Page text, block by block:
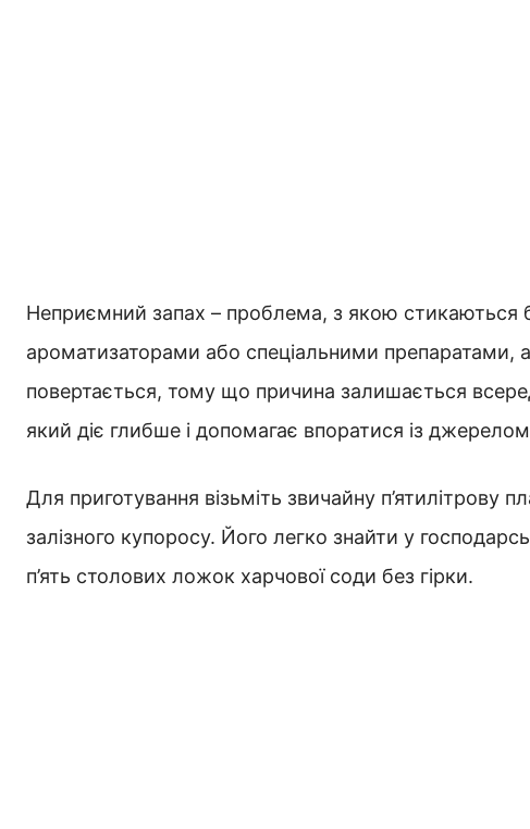
Неприємний запах – проблема, з якою стикаються
ароматизаторами або спеціальними препаратами,
повертається, тому що причина залишається
який діє глибше і допомагає впоратися із
Для приготування візьміть звичайну п’ятилітрову
залізного купоросу. Його легко знайти у
п’ять столових ложок харчової соди без гірки.